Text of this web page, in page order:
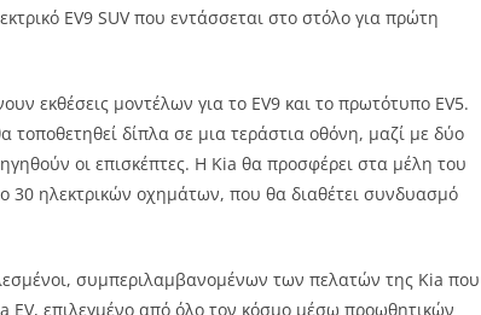
EV9 SUVπου εντάσσεται στο στόλο για πρώτη
εκθέσεις μοντέλων για το EV9 και το πρωτότυπο EV5.
τοποθετηθεί δίπλα σε μια τεράστια οθόνη, μαζί με δύο
οι επισκέπτες. Η Kia θα προσφέρει στα μέλη του
ηλεκτρικών οχημάτων, που θα διαθέτει συνδυασμό
συμπεριλαμβανομένων των πελατών της Kia που
EV, επιλεγμένο από όλο τον κόσμο μέσω προωθητικών